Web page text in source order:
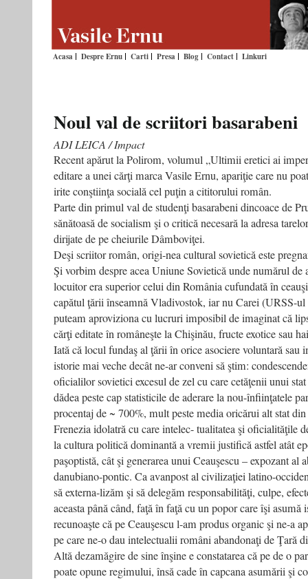
Acasa Despre Ernu Carti Presa Blog Contact Linkuri
Noul val de scriitori basarabeni
ADI LEICA / Impact
Recent apărut la Polirom, volumul „Ultimii eretici ai
editare a unei cărţi marca Vasile Ernu, apariţie care nu
irite conştiinţa socială cel puţin a cititorului român.
Parte din primul val de studenţi basarabeni dincoace de
sănătoasă de socialism şi o critică necesară la adresa
dirijate de pe cheiurile Dâmboviţei.
Deşi scriitor român, origi-nea cultural sovietică este
Şi vorbim despre acea Uniune Sovietică unde numărul de
locuitor era superior celui din România cufundată în
capătul ţării înseamnă Vladivostok, iar nu Carei (URSS-ul
puteam aproviziona cu lucruri imposibil de imaginat că
cărţi editate în româneşte la Chişinău, fructe exotice sau
Iată că locul fundaş al ţării în orice asociere voluntară sau
istorie mai veche decât ne-ar conveni să ştim:
oficialilor sovietici excesul de zel cu care cetăţenii unui
dădea peste cap statisticile de aderare la nou-înfiinţatele
procentaj de ~ 700%, mult peste media oricărui alt stat
Frenezia idolatră cu care intelec- tualitatea şi oficialităţile
la cultura politică dominantă a vremii justifică astfel atât
paşoptistă, cât şi generarea unui Ceauşescu – expozant al
danubiano-pontic. Ca avanpost al civilizaţiei latino-
să externa-lizăm şi să delegăm responsabilităţi, culpe,
aceasta până când, faţă în faţă cu un popor care îşi asumă
recunoaşte că pe Ceauşescu l-am produs organic şi ne-a
pe care ne-o dau intelectualii români abandonaţi de Ţară
Altă dezamăgire de sine înşine e constatarea că pe de o
poate opune regimului, însă cade în capcana asumării şi